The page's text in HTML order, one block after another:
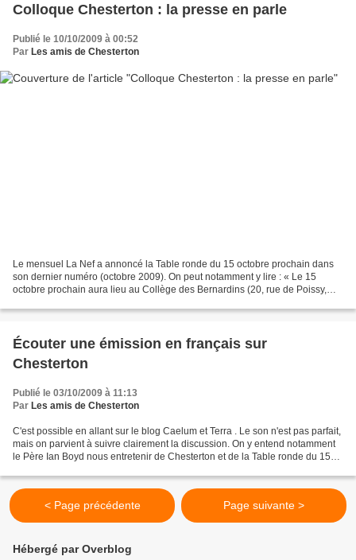
Colloque Chesterton : la presse en parle
Publié le 10/10/2009 à 00:52
Par Les amis de Chesterton
Le mensuel La Nef a annoncé la Table ronde du 15 octobre prochain dans
son dernier numéro (octobre 2009). On peut notamment y lire : « Le 15
octobre prochain aura lieu au Collège des Bernardins (20, rue de Poissy,
Écouter une émission en français sur
Chesterton
Publié le 03/10/2009 à 11:13
Par Les amis de Chesterton
C'est possible en allant sur le blog Caelum et Terra . Le son n'est pas parfait,
mais on parvient à suivre clairement la discussion. On y entend notamment
le Père Ian Boyd nous entretenir de Chesterton et de la Table ronde du 15
< Page précédente Page suivante >
Hébergé par Overblog